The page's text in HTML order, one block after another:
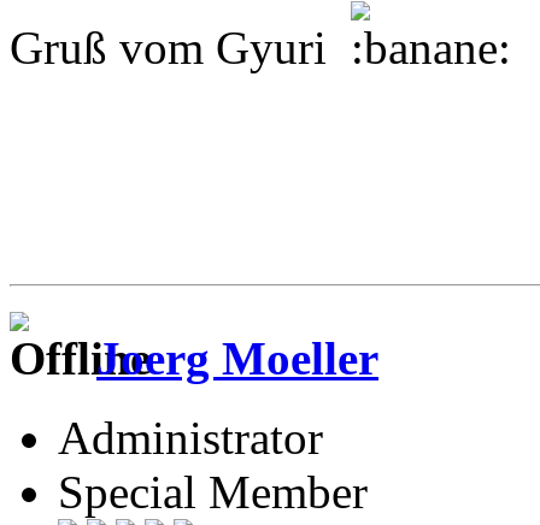
Gruß vom Gyuri
Joerg Moeller
Administrator
Special Member